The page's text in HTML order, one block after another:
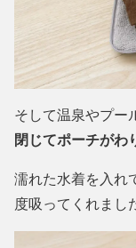
そして温泉やプー
閉じてポーチがわ
濡れた水着を入れ
度吸ってくれまし